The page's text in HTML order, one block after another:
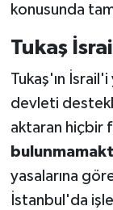
konusunda
Tukaş
Tukaş'ın
devleti
aktaran hiçbir
yasalarına
İstanbul'da